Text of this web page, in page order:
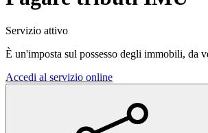
Servizio attivo
È un'imposta sul possesso degli immobili, da
Accedi al servizio online